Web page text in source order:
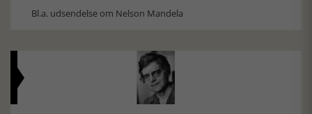
Bl.a. udsendelse om Nelson Mandela